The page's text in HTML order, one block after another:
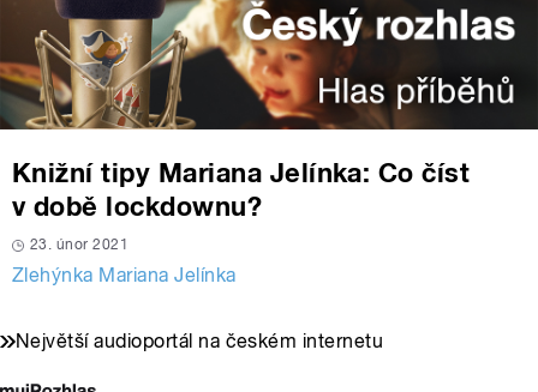
Knižní tipy Mariana Jelínka: Co číst
v době lockdownu?
23. únor 2021
Zlehýnka Mariana Jelínka
Největší audioportál na českém internetu